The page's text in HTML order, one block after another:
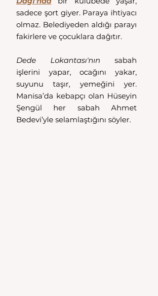
sadece şort giyer. Paraya ihtiyacı
olmaz. Belediyeden aldığı parayı
fakirlere ve çocuklara dağıtır.
Dede Lokantası'nın sabah
işlerini yapar, ocağını yakar,
suyunu taşır, yemeğini yer.
Manisa’da kebapçı olan Hüseyin
Şengül her sabah Ahmet
Bedevi’yle selamlaştığını söyler.